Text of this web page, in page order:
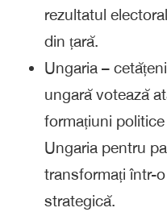
rezultatul
din țară.
Ungaria –
ungară votează
formațiuni
Ungaria pentru
transformați într-
strategică.